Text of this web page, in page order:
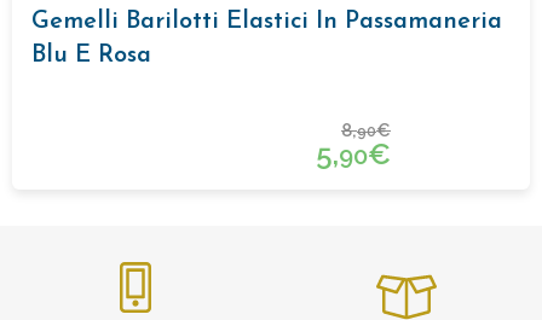
Gemelli Barilotti Elastici In Passamaneria
Blu E Rosa
8,90€
5,90€